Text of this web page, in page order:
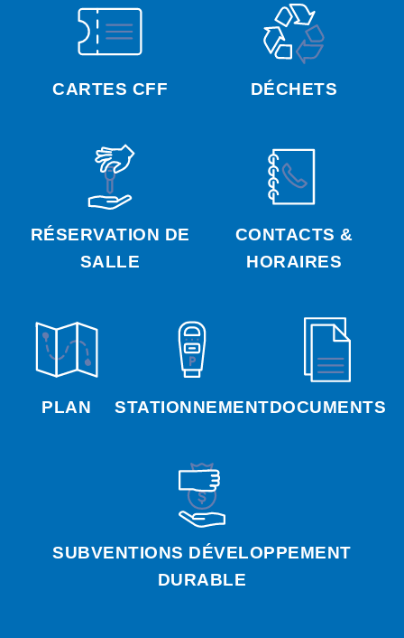
CARTES CFF DÉCHETS
RÉSERVATION DE
SALLE
CONTACTS &
HORAIRES
PLAN STATIONNEMENTDOCUMENTS
SUBVENTIONS DÉVELOPPEMENT
DURABLE